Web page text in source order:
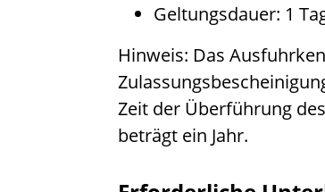
Geltungsdauer: 1
Hinweis: Das
Zeit der Überführung
beträgt ein Jahr.